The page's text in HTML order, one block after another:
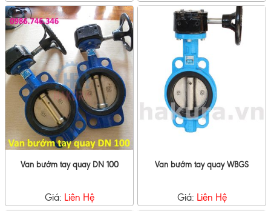
Van bướm tay quay DN 100
Giá: Liên Hệ
Van bướm tay quay WBGS
Giá: Liên Hệ